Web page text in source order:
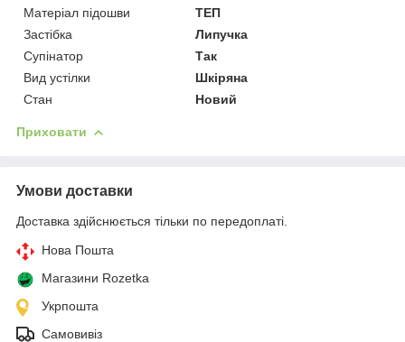
Матеріал підошви
ТЕП
Застібка
Липучка
Супінатор
Так
Вид устілки
Шкіряна
Стан
Новий
Приховати
Умови доставки
Доставка здійснюється тільки по передоплаті.
Нова Пошта
Магазини Rozetka
Укрпошта
Самовивіз